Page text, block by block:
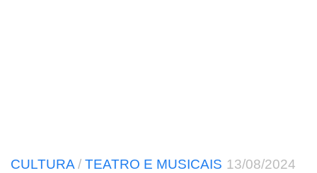
CULTURA/ TEATRO E MUSICAIS 13/08/2024